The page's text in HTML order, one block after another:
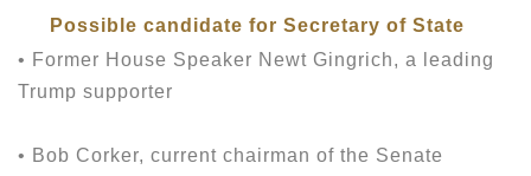
Possible candidate for Secretary of State
• Former House Speaker Newt Gingrich, a leading
Trump supporter
• Bob Corker, current chairman of the Senate